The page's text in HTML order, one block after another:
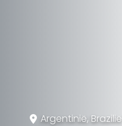
Argentinië, Brazilië